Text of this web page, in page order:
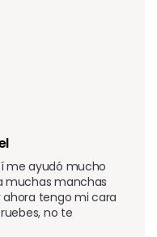
me ayudó mucho
muchas manchas
tengo mi cara
no te